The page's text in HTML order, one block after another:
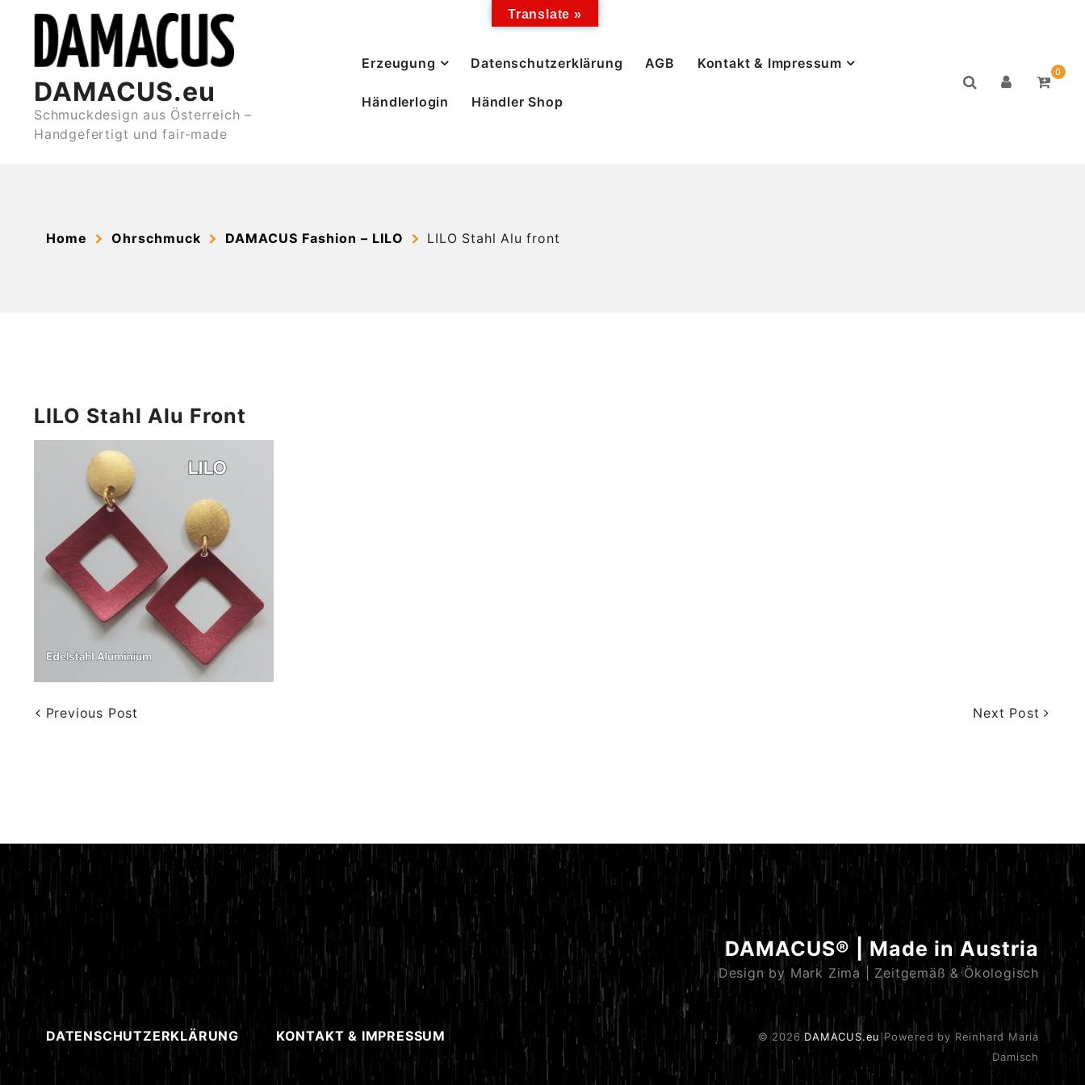
content
DAMACUS.eu
Schmuckdesign aus Österreich –
Handgefertigt und fair-made
Erzeugung Datenschutzerklärung AGB Kontakt & Impressum
Händlerlogin Händler Shop
0
Home Ohrschmuck DAMACUS Fashion – LILO LILO Stahl Alu front
LILO Stahl Alu Front
Previous Post Next Post
DAMACUS® | Made in Austria
Design by Mark Zima | Zeitgemäß & Ökologisch
DATENSCHUTZERKLÄRUNG KONTAKT & IMPRESSUM © 2026 DAMACUS.eu Powered by Reinhard Maria
Damisch
Translate »